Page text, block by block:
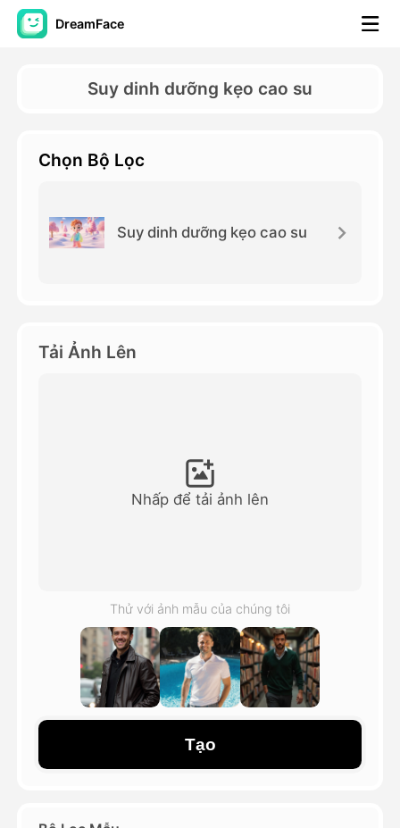
DreamFace
Công cụ trí tuệ nhân tạo
AI Video
Hình ảnh AI
Xem tất cả mẫu
Blog
Suy dinh dưỡng kẹo cao su
Chọn Bộ Lọc
Suy dinh dưỡng kẹo cao su
Tải Ảnh Lên
Nhấp để tải ảnh lên
Thử với ảnh mẫu của chúng tôi
Tạo